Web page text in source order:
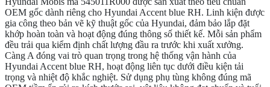
OEM gốc dành riêng cho Hyundai Accent blue RH. Linh kiện được
gia công theo bản vẽ kỹ thuật gốc của Hyundai, đảm bảo lắp đặt
khớp hoàn toàn và hoạt động đúng thông số thiết kế. Mỗi sản phẩm
đều trải qua kiểm định chất lượng đầu ra trước khi xuất xưởng.
Càng A đóng vai trò quan trọng trong hệ thống vận hành của
Hyundai Accent blue RH, hoạt động liên tục dưới điều kiện tải
trọng và nhiệt độ khắc nghiệt. Sử dụng phụ tùng không đúng mã